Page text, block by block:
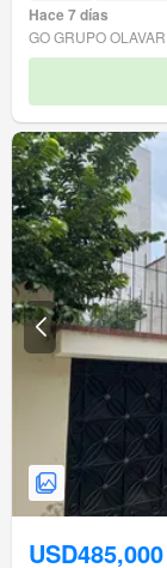
Hace 7 días
GO GRUPO
USD485,000